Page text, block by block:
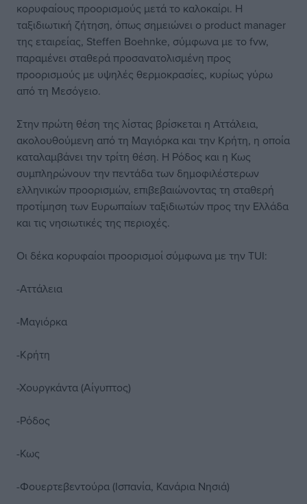
κορυφαίους προορισμούς μετά το καλοκαίρι. Η
ταξιδιωτική ζήτηση, όπως σημειώνει ο product manager
της εταιρείας, Steffen Boehnke, σύμφωνα με το fvw,
παραμένει σταθερά προσανατολισμένη προς
προορισμούς με υψηλές θερμοκρασίες, κυρίως γύρω
από τη Μεσόγειο.
Στην πρώτη θέση της λίστας βρίσκεται η Αττάλεια,
ακολουθούμενη από τη Μαγιόρκα και την Κρήτη, η οποία
καταλαμβάνει την τρίτη θέση. Η Ρόδος και η Κως
συμπληρώνουν την πεντάδα των δημοφιλέστερων
ελληνικών προορισμών, επιβεβαιώνοντας τη σταθερή
προτίμηση των Ευρωπαίων ταξιδιωτών προς την Ελλάδα
και τις νησιωτικές της περιοχές.
Οι δέκα κορυφαίοι προορισμοί σύμφωνα με την TUI:
-Αττάλεια
-Μαγιόρκα
-Κρήτη
-Χουργκάντα (Αίγυπτος)
-Ρόδος
-Κως
-Φουερτεβεντούρα (Ισπανία, Κανάρια Νησιά)